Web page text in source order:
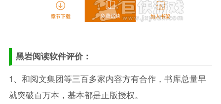
黑岩阅读软件评价：
1、和阅文集团等三百多家内容方有合作，书库总量早
就突破百万本，基本都是正版授权。